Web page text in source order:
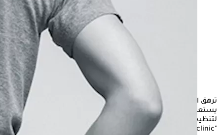
ترهق الكلى بسبب عدة عادات، منها الغذائية ومنها الدوائية، لذا
يستعرض "الكونسلتو" في السطور التالية، أفضل الطرق الطبيعية
لتنظيف وتنقية الكلى من آثار الأدوية، وذلك بحسب
"clevelandclinic".